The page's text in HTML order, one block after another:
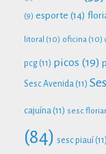
(9) esporte (14)
litoral (10) oficina (10)
pcg (11) picos (19)
Sesc Avenida (11)
cajuína (11) sesc
(84) sesc piauí (11)